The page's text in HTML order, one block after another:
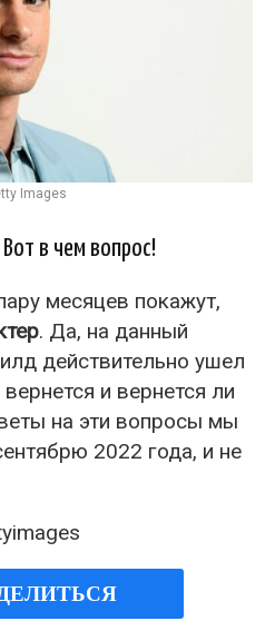
Images
в чем вопрос!
месяцев покажут,
. Да, на данный
действительно ушел
и вернется ли
на эти вопросы мы
2022 года, и не